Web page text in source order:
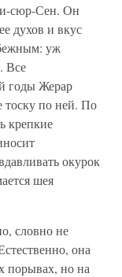
сюр-Сен. Он
духов и вкус
уж
Все
годы Жерар
тоску по ней. По
крепкие
окурок
шея
словно не
она
порывах, но на